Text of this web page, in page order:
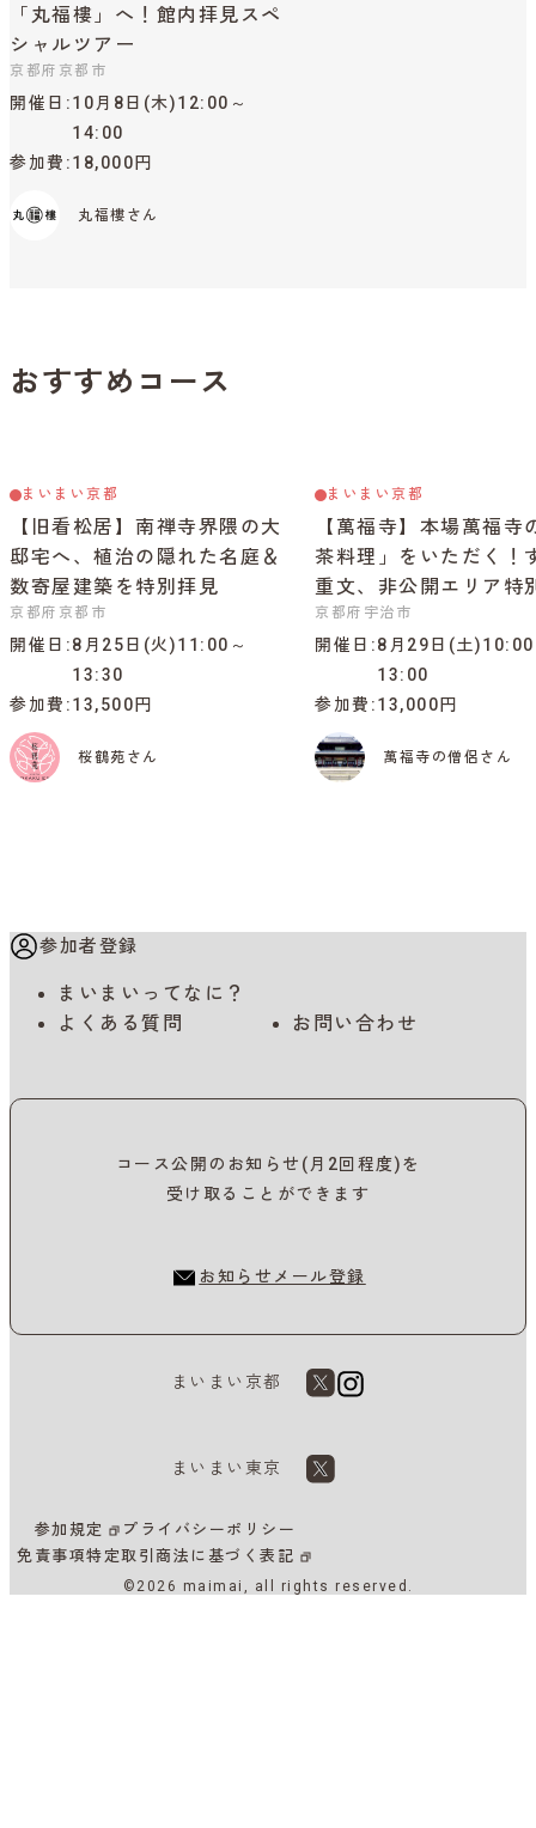
「丸福樓」へ！館内拝見スペ
シャルツアー
京都府京都市
開催日
10月8日(木)12:00～
14:00
参加費 18,000円
丸福樓さん
おすすめコース
まいまい京都
【旧看松居】南禅寺界隈の大
邸宅へ、植治の隠れた名庭＆
数寄屋建築を特別拝見
京都府京都市
開催日
8月25日(火)11:00～
13:30
参加費 13,500円
桜鶴苑さん
まいまい京都
【萬福寺】本場萬福寺
茶料理」をいただく！
重文、非公開エリア特
京都府宇治市
開催日
8月29日(土
13:00
参加費 13,000円
萬福寺の僧侶さん
参加者登録
まいまいってなに？
よくある質問
お問い合わせ
コース公開のお知らせ(月2回程度)を
受け取ることができます
お知らせメール登録
まいまい京都
まいまい東京
参加規定
プライバシーポリシー
免責事項特定取引商法に基づく表記
©2026 maimai, all rights reserved.